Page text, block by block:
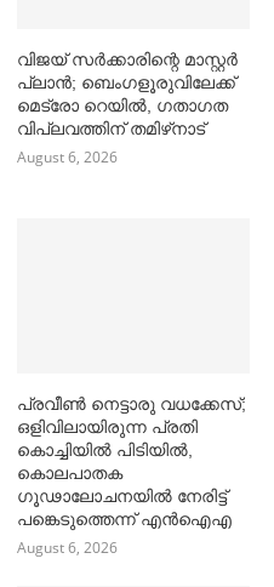
വിജയ് സര്‍ക്കാരിന്റെ മാസ്റ്റര്‍
പ്ലാന്‍; ബെംഗളൂരുവിലേക്ക്
മെട്രോ റെയില്‍, ഗതാഗത
വിപ്ലവത്തിന് തമിഴ്‌നാട്
August 6, 2026
പ്രവീൺ നെട്ടാരു വധക്കേസ്;
ഒളിവിലായിരുന്ന പ്രതി
കൊച്ചിയിൽ പിടിയിൽ,
കൊലപാതക
ഗൂഢാലോചനയിൽ നേരിട്ട്
പങ്കെടുത്തെന്ന് എൻഐഎ
August 6, 2026